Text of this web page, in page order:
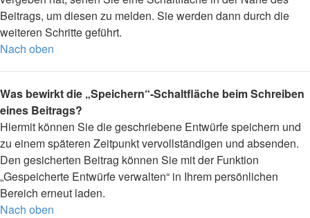
Beitrags, um diesen zu melden. Sie werden dann durch die
weiteren Schritte geführt.
Nach oben
Was bewirkt die „Speichern“-Schaltfläche beim Schreiben
eines Beitrags?
Hiermit können Sie die geschriebene Entwürfe speichern und
zu einem späteren Zeitpunkt vervollständigen und absenden.
Den gesicherten Beitrag können Sie mit der Funktion
„Gespeicherte Entwürfe verwalten“ in Ihrem persönlichen
Bereich erneut laden.
Nach oben